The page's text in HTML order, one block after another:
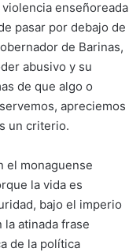
enseñoreada
pasar por debajo de
de Barinas,
abusivo y su
de que algo o
apreciemos
un criterio.
el monaguense
la vida es
bajo el imperio
la atinada frase
de la política